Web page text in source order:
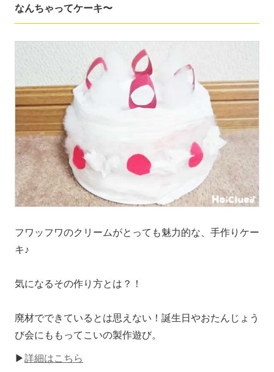
なんちゃってケーキ〜
フワッフワのクリームがとっても魅力的な、手作りケー
キ♪
気になるその作り方とは？！
廃材でできているとは思えない！誕生日やおたんじょう
び会にももってこいの製作遊び。
▶詳細はこちら